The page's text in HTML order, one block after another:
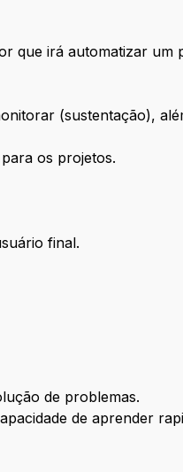
que irá automatizar um
(sustentação),
os projetos.
final.
de problemas.
de aprender